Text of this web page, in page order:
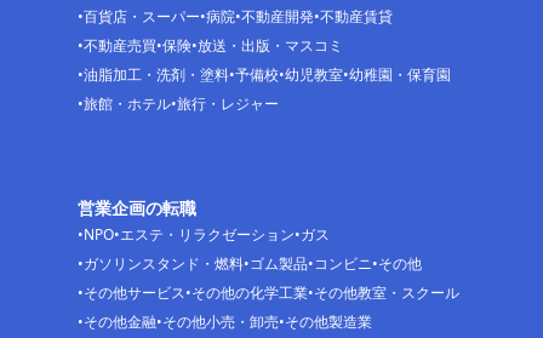
百貨店・スーパー 病院 不動産開発 不動産賃貸
不動産売買 保険 放送・出版・マスコミ
油脂加工・洗剤・塗料 予備校 幼児教室 幼稚園・保育園
旅館・ホテル 旅行・レジャー
営業企画の転職
NPO エステ・リラクゼーション ガス
ガソリンスタンド・燃料 ゴム製品 コンビニ その他
その他サービス その他の化学工業 その他教室・スクール
その他金融 その他小売・卸売 その他製造業